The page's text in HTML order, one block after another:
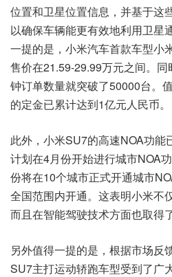
位置和卫星位置信息，并基于这
以确保车辆能更有效地利用卫星
一提的是，小米汽车首款车型小
售价在21.59-29.99万元之间。
钟订单数量就突破了50000台。
的定金已累计达到1亿元人民币。
此外，小米SU7的高速NOA功能
计划在4月份开始进行城市NOA
份将在10个城市正式开通城市
全国范围内开通。这表明小米不
而且在智能驾驶技术方面也取得
另外值得一提的是，根据市场反
SU7主打运动轿跑车型受到了广